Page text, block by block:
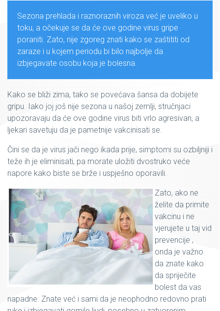
Sezona prehlada i raznoraznih viroza već je uveliko u
toku, a očekuje se da će ove godine virus gripe
poraniti. Zato, nije zgoreg znati kako se zaštititi od
zaraze i u kojem periodu bi bilo najbolje da
izbjegavate osobu koja je bolesna.
Kako se bliži zima, tako se povećava šansa da dobijete
gripu. Iako joj još nije sezona u našoj zemlji, stručnjaci
upozoravaju da će ove godine virus biti vrlo agresivan, a
ljekari savetuju da je pametnije vakcinisati se.
Čini se da je virus jači nego ikada prije, simptomi su ozbiljniji i
teže ih je eliminisati, pa morate uložiti dvostruko veće
napore kako biste se brže i uspješno oporavili.
Zato, ako ne
želite da primite
vakcinu i ne
vjerujete u taj vid
prevencije ,
onda je važno
da znate kako
da spriječite
bolest da vas
napadne. Znate već i sami da je neophodno redovno prati